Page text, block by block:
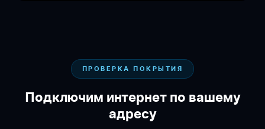
ПРОВЕРКА ПОКРЫТИЯ
Подключим интернет по вашему
адресу